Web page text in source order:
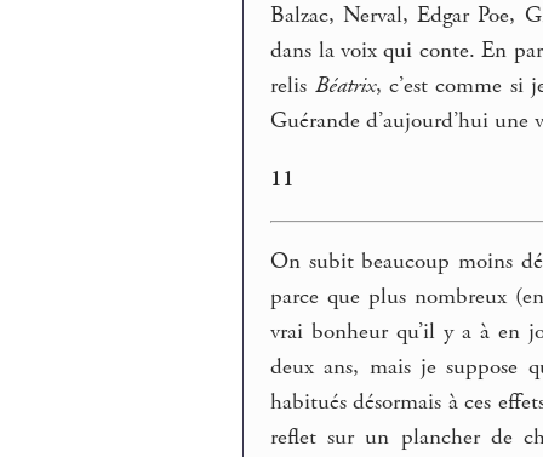
Balzac, Nerval, Edgar Poe,
dans la voix qui conte. En
relis Béatrix, c’est comme si
Guérande d’aujourd’hui
11
On subit beaucoup moins
parce que plus nombreux
vrai bonheur qu’il y a à en
deux ans, mais je suppose
habitués désormais à ces
reflet sur un plancher de